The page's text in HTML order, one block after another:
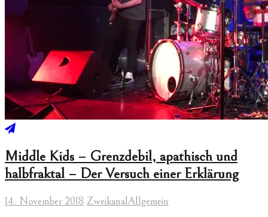
Middle Kids – Grenzdebil, apathisch und
halbfraktal – Der Versuch einer Erklärung
14. November 2018 ZweikanalAllgemein